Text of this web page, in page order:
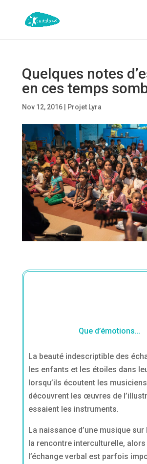
Quelques notes
en ces temps
Nov 12, 2016| Projet Lyra
Que d’émotions…
La beauté indescriptible des
les enfants et les étoiles dans
lorsqu’ils écoutent les
découvrent les œuvres de
essaient les instruments.
La naissance d’une musique sur
la rencontre interculturelle, alors
l’échange verbal est parfois